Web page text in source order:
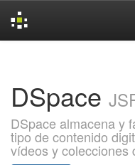
DSpace
DSpace almacena y
tipo de contenido
vídeos y colecciones